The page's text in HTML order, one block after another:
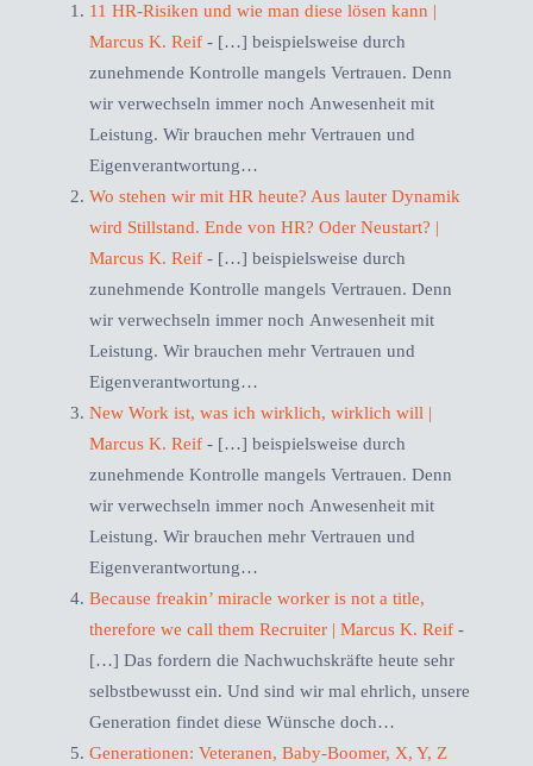
11 HR-Risiken und wie man diese lösen kann |
Marcus K. Reif- […] beispielsweise durch
zunehmende Kontrolle mangels Vertrauen. Denn
wir verwechseln immer noch Anwesenheit mit
Leistung. Wir brauchen mehr Vertrauen und
Eigenverantwortung…
Wo stehen wir mit HR heute? Aus lauter Dynamik
wird Stillstand. Ende von HR? Oder Neustart? |
Marcus K. Reif- […] beispielsweise durch
zunehmende Kontrolle mangels Vertrauen. Denn
wir verwechseln immer noch Anwesenheit mit
Leistung. Wir brauchen mehr Vertrauen und
Eigenverantwortung…
New Work ist, was ich wirklich, wirklich will |
Marcus K. Reif- […] beispielsweise durch
zunehmende Kontrolle mangels Vertrauen. Denn
wir verwechseln immer noch Anwesenheit mit
Leistung. Wir brauchen mehr Vertrauen und
Eigenverantwortung…
Because freakin’ miracle worker is not a title,
therefore we call them Recruiter | Marcus K. Reif-
[…] Das fordern die Nachwuchskräfte heute sehr
selbstbewusst ein. Und sind wir mal ehrlich, unsere
Generation findet diese Wünsche doch…
Generationen: Veteranen, Baby-Boomer, X, Y, Z